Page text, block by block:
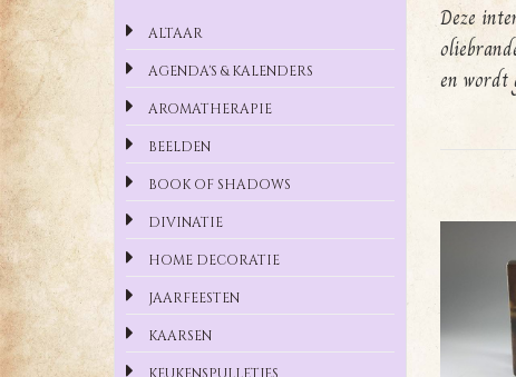
Deze
en wordt
ALTAAR
AGENDA'S & KALENDERS
AROMATHERAPIE
BEELDEN
BOOK OF SHADOWS
DIVINATIE
HOME DECORATIE
JAARFEESTEN
KAARSEN